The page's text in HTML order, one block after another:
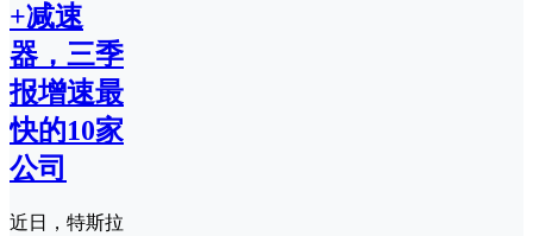
+减速
器，三季
报增速最
快的10家
公司
近日，特斯拉